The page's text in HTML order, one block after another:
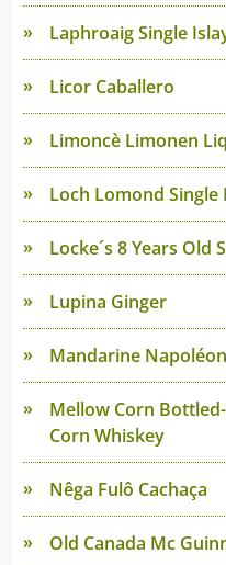
Laphroaig Single
Licor Caballero
Limoncè Limonen
Loch Lomond
Locke´s 8 Years Old
Lupina Ginger
Mandarine Napoléon
Mellow Corn
Corn Whiskey
Nêga Fulô Cachaça
Old Canada Mc